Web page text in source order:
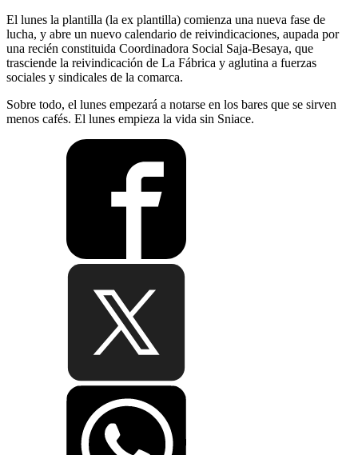
El lunes la plantilla (la ex plantilla) comienza una nueva fase de
lucha, y abre un nuevo calendario de reivindicaciones, aupada por
una recién constituida Coordinadora Social Saja-Besaya, que
trasciende la reivindicación de La Fábrica y aglutina a fuerzas
sociales y sindicales de la comarca.
Sobre todo, el lunes empezará a notarse en los bares que se sirven
menos cafés. El lunes empieza la vida sin Sniace.